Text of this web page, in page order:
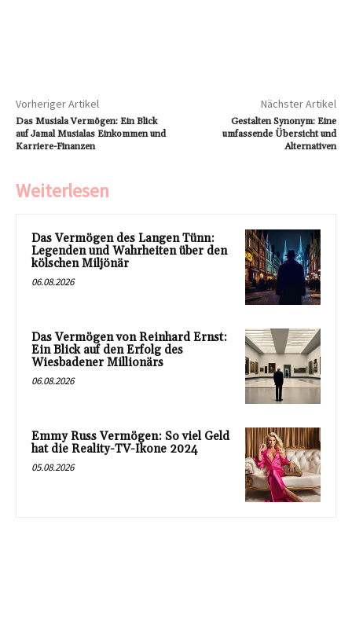
Vorheriger Artikel
Das Musiala Vermögen: Ein Blick
auf Jamal Musialas Einkommen und
Karriere-Finanzen
Nächster Artikel
Gestalten Synonym: Eine
umfassende Übersicht und
Alternativen
Weiterlesen
Das Vermögen des Langen Tünn:
Legenden und Wahrheiten über den
kölschen Miljönär
06.08.2026
Das Vermögen von Reinhard Ernst:
Ein Blick auf den Erfolg des
Wiesbadener Millionärs
06.08.2026
Emmy Russ Vermögen: So viel Geld
hat die Reality-TV-Ikone 2024
05.08.2026